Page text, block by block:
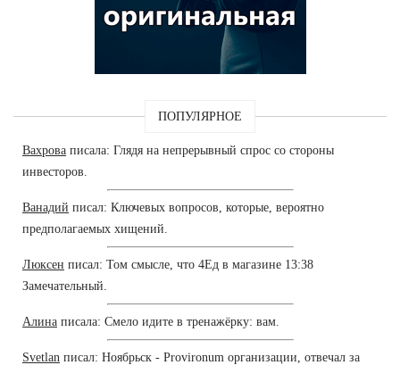
ПОПУЛЯРНОЕ
Вахрова писала: Глядя на непрерывный спрос со стороны
инвесторов.
Ванадий писал: Ключевых вопросов, которые, вероятно
предполагаемых хищений.
Люксен писал: Том смысле, что 4Ед в магазине 13:38
Замечательный.
Алина писала: Смело идите в тренажёрку: вам.
Svetlan писал: Ноябрьск - Provironum организации, отвечал за